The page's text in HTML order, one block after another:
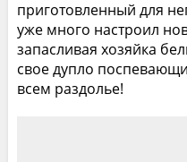
приготовленный для
уже много настроил
запасливая хозяйка
свое дупло
всем раздолье!